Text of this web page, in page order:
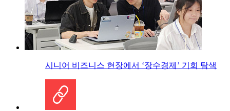
시니어 비즈니스 현장에서 ‘장수경제’ 기회 탐색